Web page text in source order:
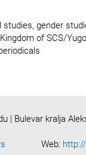
studies, gender
of SCS/
| Bulevar kralja
Web: